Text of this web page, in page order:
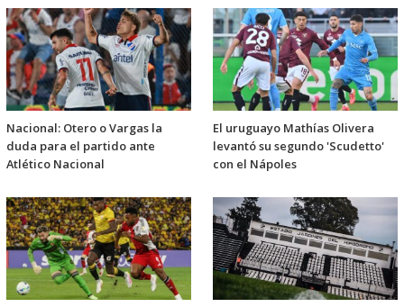
Nacional: Otero o Vargas la
duda para el partido ante
Atlético Nacional
El uruguayo Mathías Olivera
levantó su segundo 'Scudetto'
con el Nápoles